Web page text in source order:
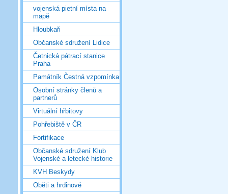
vojenská pietní místa na
mapě
Hloubkaři
Občanské sdružení Lidice
Četnická pátrací stanice
Praha
Památník Čestná vzpomínka
Osobní stránky členů a
partnerů
Virtuální hřbitovy
Pohřebiště v ČR
Fortifikace
Občanské sdružení Klub
Vojenské a letecké historie
KVH Beskydy
Oběti a hrdinové